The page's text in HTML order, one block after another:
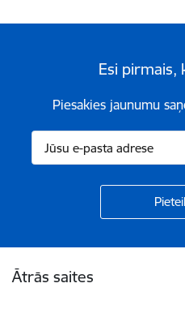
Esi pirmais,
Piesakies jaunumu
Ātrās saites